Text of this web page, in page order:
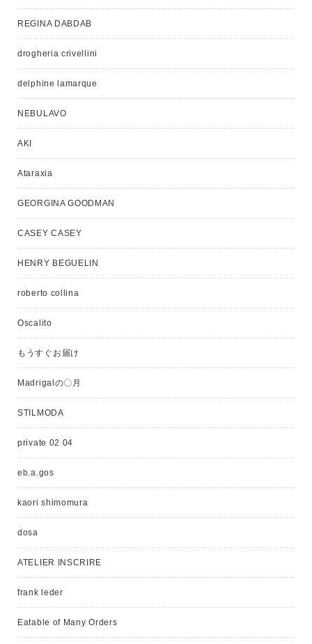
REGINA DABDAB
drogheria crivellini
delphine lamarque
NEBULAVO
AKI
Ataraxia
GEORGINA GOODMAN
CASEY CASEY
HENRY BEGUELIN
roberto collina
Oscalito
もうすぐお届け
Madrigalの〇月
STILMODA
private 02 04
eb.a.gos
kaori shimomura
dosa
ATELIER INSCRIRE
frank leder
Eatable of Many Orders